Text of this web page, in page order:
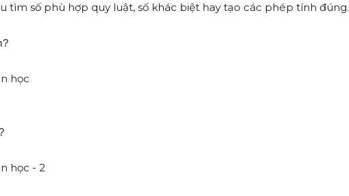
tìm số phù hợp quy luật, số khác biệt hay tạo các phép tính đúng.